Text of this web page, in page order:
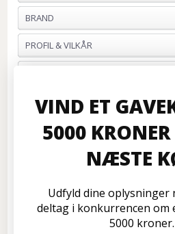
BRAND
PROFIL & VILKÅR
FORTRYD ORDRE
OM OS
Kundeservice
Formervangen 17
2600 Glostrup
VIND ET
5000
NÆSTE
Udfyld dine oplysninger
deltag i konkurrencen om
5000 kroner.